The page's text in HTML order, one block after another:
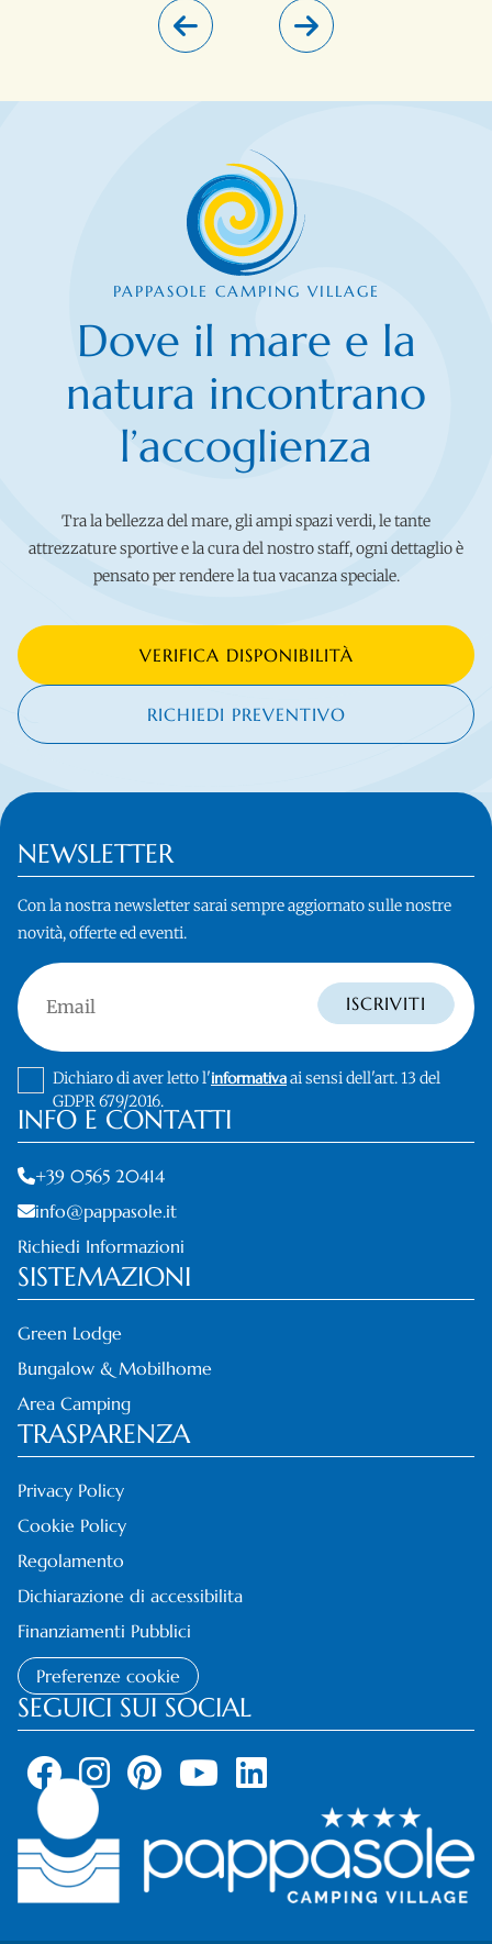
Dove il mare e la
natura incontrano
l’accoglienza
PAPPASOLE CAMPING VILLAGE
Tra la bellezza del mare, gli ampi spazi verdi, le tante
attrezzature sportive e la cura del nostro staff, ogni dettaglio è
pensato per rendere la tua vacanza speciale.
VERIFICA DISPONIBILITÀ
RICHIEDI PREVENTIVO
NEWSLETTER
Con la nostra newsletter sarai sempre aggiornato sulle nostre
novità, offerte ed eventi.
ISCRIVITI
Dichiaro di aver letto l'informativaai sensi dell'art. 13 del
GDPR 679/2016.
INFO E CONTATTI
+39 0565 20414
info@pappasole.it
Richiedi Informazioni
SISTEMAZIONI
Green Lodge
Bungalow & Mobilhome
Area Camping
TRASPARENZA
Privacy Policy
Cookie Policy
Regolamento
Dichiarazione di accessibilita
Finanziamenti Pubblici
Preferenze cookie
SEGUICI SUI SOCIAL